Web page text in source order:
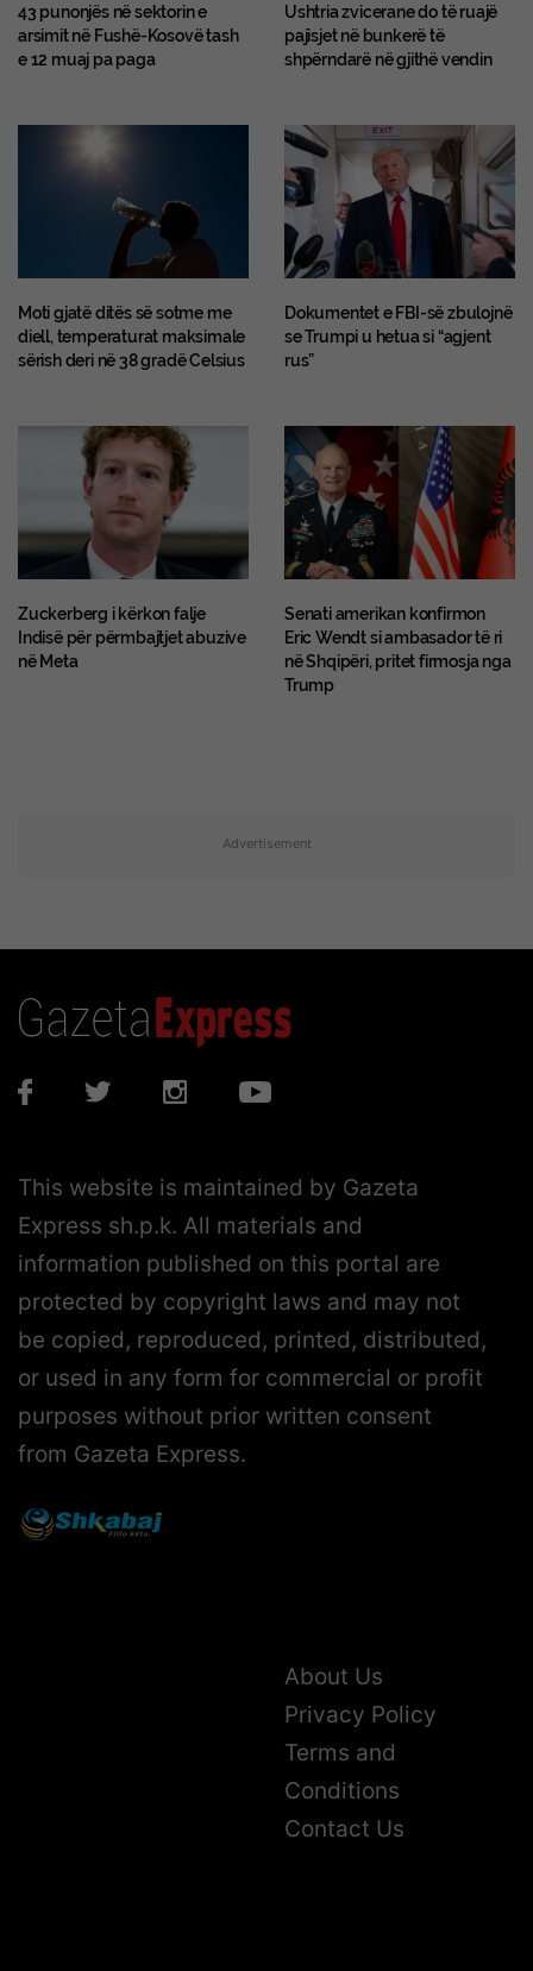
43 punonjës në sektorin e
arsimit në Fushë-Kosovë tash
e 12 muaj pa paga
Ushtria zvicerane do të ruajë
pajisjet në bunkerë të
shpërndarë në gjithë vendin
Moti gjatë ditës së sotme me
diell, temperaturat maksimale
sërish deri në 38 gradë Celsius
Dokumentet e FBI-së zbulojnë
se Trumpi u hetua si “agjent
rus”
Zuckerberg i kërkon falje
Indisë për përmbajtjet abuzive
në Meta
Senati amerikan konfirmon
Eric Wendt si ambasador të ri
në Shqipëri, pritet firmosja nga
Trump
Advertisement
This website is maintained by Gazeta
Express sh.p.k. All materials and
information published on this portal are
protected by copyright laws and may not
be copied, reproduced, printed, distributed,
or used in any form for commercial or profit
purposes without prior written consent
from Gazeta Express.
About Us
Privacy Policy
Terms and
Conditions
Contact Us